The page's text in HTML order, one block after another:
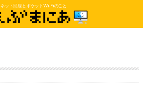
ネット回線とポケットWi-Fiのこと